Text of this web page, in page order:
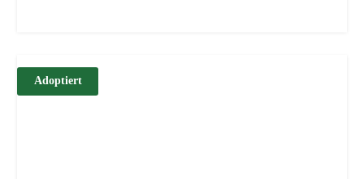
Adoptiert